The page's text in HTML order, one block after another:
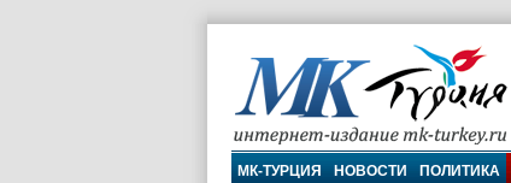
МК-Турция
МК-ТУРЦИЯ НОВОСТИ ПОЛИТИКА